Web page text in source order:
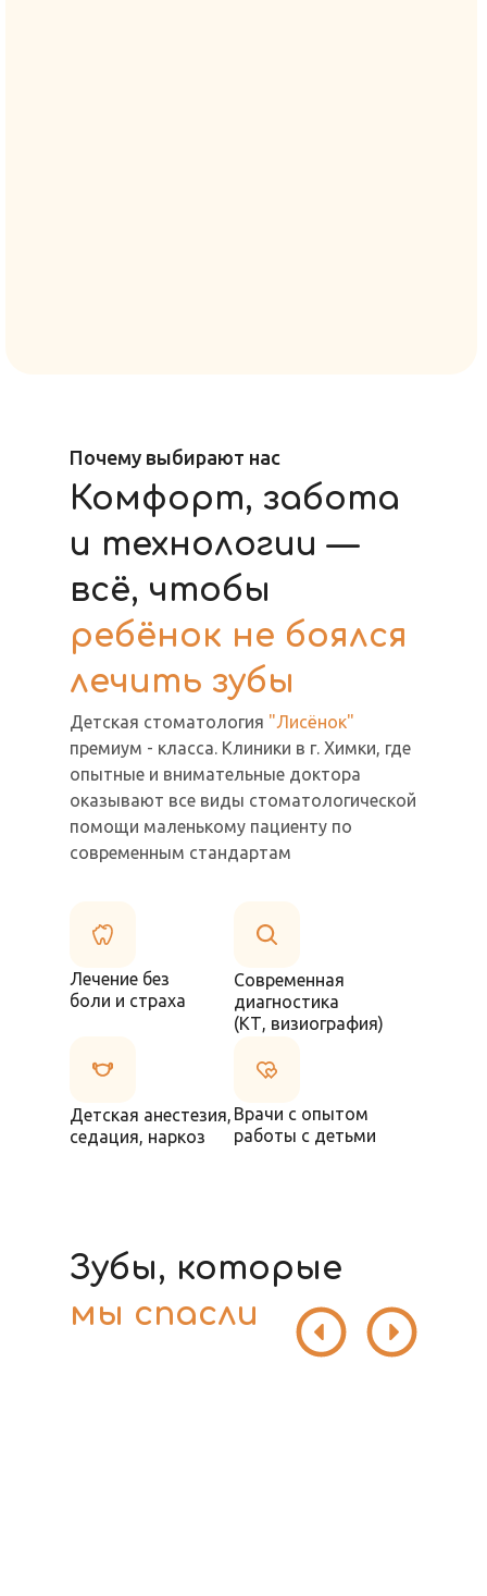
Почему выбирают нас
Комфорт, забота
и технологии —
всё, чтобы
ребёнок не боялся
лечить зубы
Детская стоматология "Лисёнок"
премиум - класса. Клиники в г. Химки, где
опытные и внимательные доктора
оказывают все виды стоматологической
помощи маленькому пациенту по
современным стандартам
Лечение без
боли и страха
Современная
диагностика
(КТ, визиография)
Детская анестезия,
седация, наркоз
Врачи с опытом
работы с детьми
Зубы, которые
мы спасли